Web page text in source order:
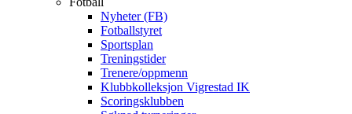
Nyheter (FB)
Fotballstyret
Sportsplan
Treningstider
Trenere/oppmenn
Klubbkolleksjon Vigrestad IK
Scoringsklubben